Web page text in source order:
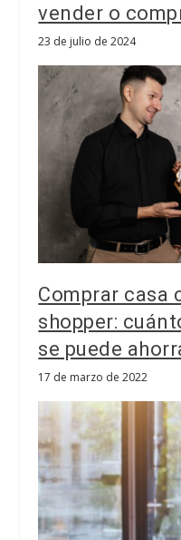
vender o
23 de julio de 2024
Comprar casa
shopper:
se puede
17 de marzo de 2022